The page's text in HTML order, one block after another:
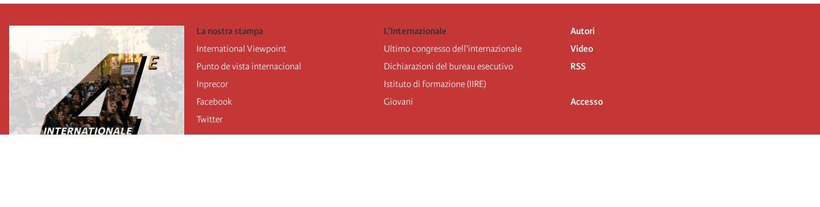
La nostra stampa
International Viewpoint
Punto de vista internacional
Inprecor
Facebook
Twitter
L’Internazionale
Ultimo congresso dell'internazionale
Dichiarazioni del bureau esecutivo
Istituto di formazione (IIRE)
Giovani
Autori
Video
RSS
Accesso